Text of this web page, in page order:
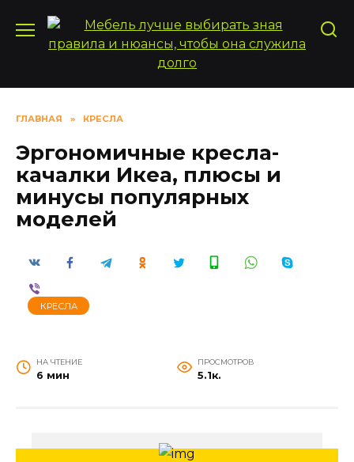
содержанию
ГЛАВНАЯ » КРЕСЛА
Эргономичные кресла-
качалки Икеа, плюсы и
минусы популярных
моделей
КРЕСЛА
НА ЧТЕНИЕ
6 мин
ПРОСМОТРОВ
5.1к.